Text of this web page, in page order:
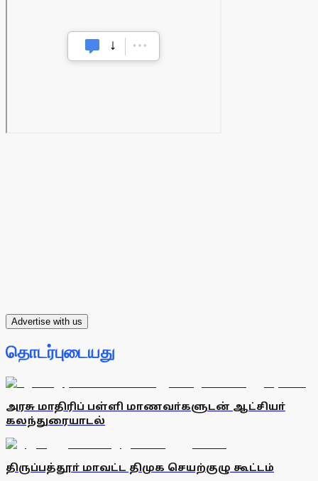
Advertise with us
தொடர்புடையது
அரசு மாதிரிப் பள்ளி மாணவா்களுடன் ஆட்சியா்
கலந்துரையாடல்
திருப்பத்தூா் மாவட்ட திமுக செயற்குழு கூட்டம்